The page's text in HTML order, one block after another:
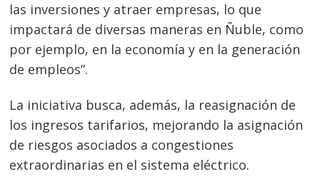
las inversiones y atraer empresas, lo que
impactará de diversas maneras en Ñuble, como
por ejemplo, en la economía y en la generación
de empleos”.
La iniciativa busca, además, la reasignación de
los ingresos tarifarios, mejorando la asignación
de riesgos asociados a congestiones
extraordinarias en el sistema eléctrico.